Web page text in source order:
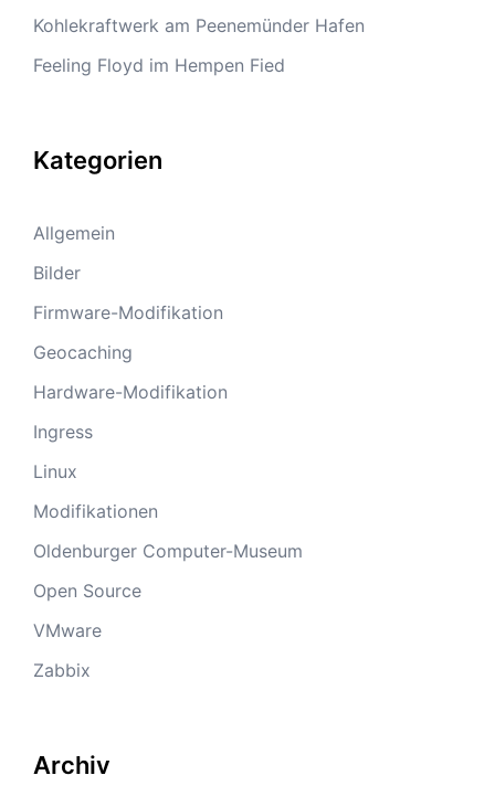
Kohlekraftwerk am Peenemünder Hafen
Feeling Floyd im Hempen Fied
Kategorien
Allgemein
Bilder
Firmware-Modifikation
Geocaching
Hardware-Modifikation
Ingress
Linux
Modifikationen
Oldenburger Computer-Museum
Open Source
VMware
Zabbix
Archiv